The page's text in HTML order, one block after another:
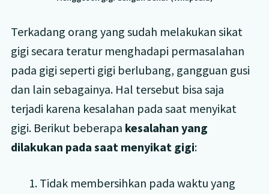
Terkadang orang yang sudah melakukan sikat
gigi secara teratur menghadapi permasalahan
pada gigi seperti gigi berlubang, gangguan gusi
dan lain sebagainya. Hal tersebut bisa saja
terjadi karena kesalahan pada saat menyikat
gigi. Berikut beberapa kesalahan yang
dilakukan pada saat menyikat gigi:
1. Tidak membersihkan pada waktu yang